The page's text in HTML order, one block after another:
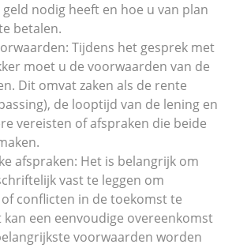
nodig heeft en hoe u van plan
betalen.
Tijdens het gesprek met
moet u de voorwaarden van de
Dit omvat zaken als de rente
de looptijd van de lening en
vereisten of afspraken die beide
afspraken: Het is belangrijk om
vast te leggen om
conflicten in de toekomst te
een eenvoudige overeenkomst
voorwaarden worden